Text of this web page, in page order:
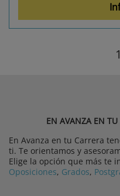
1
EN AVANZA EN
En Avanza en tu Carrera
ti. Te orientamos y
Elige la opción que más te
Oposiciones, Grados,